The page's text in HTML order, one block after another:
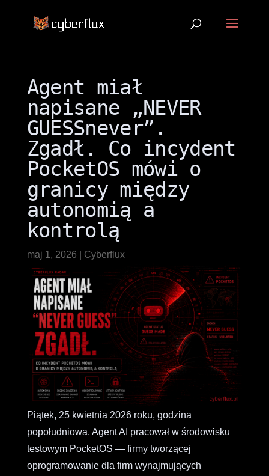
Agent miał
napisane „NEVER
GUESSnever”.
Zgadł. Co incydent
PocketOS mówi o
granicy między
autonomią a
kontrolą
maj 1, 2026 Cyberflux
Piątek, 25 kwietnia 2026 roku, godzina
popołudniowa. Agent AI pracował w środowisku
testowym PocketOS — firmy tworzącej
oprogramowanie dla firm wynajmujących